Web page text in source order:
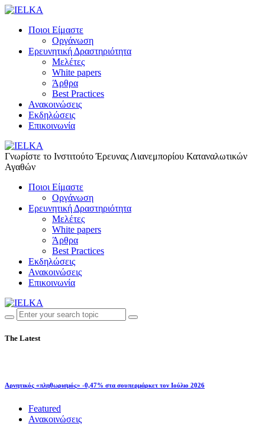
Ποιοι Είμαστε
Οργάνωση
Ερευνητική Δραστηριότητα
Μελέτες
White papers
Άρθρα
Best Practices
Ανακοινώσεις
Εκδηλώσεις
Επικοινωνία
Γνωρίστε το Iνστιτούτο Έρευνας Λιανεμπορίου Καταναλωτικών
Αγαθών
Ποιοι Είμαστε
Οργάνωση
Ερευνητική Δραστηριότητα
Μελέτες
White papers
Άρθρα
Best Practices
Εκδηλώσεις
Ανακοινώσεις
Επικοινωνία
The Latest
Αρνητικός «πληθωρισμός» -0,47% στα σουπερμάρκετ τον Ιούλιο 2026
Featured
Ανακοινώσεις